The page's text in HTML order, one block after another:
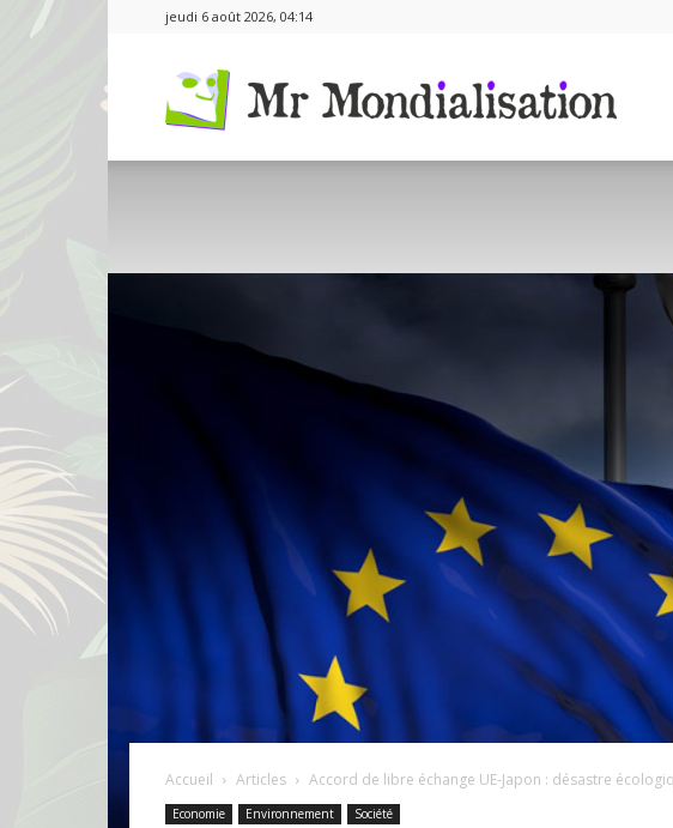
jeudi 6 août 2026, 04:14
Accueil Articles Accord de libre échange UE-Japon : désastre
Economie Environnement Société